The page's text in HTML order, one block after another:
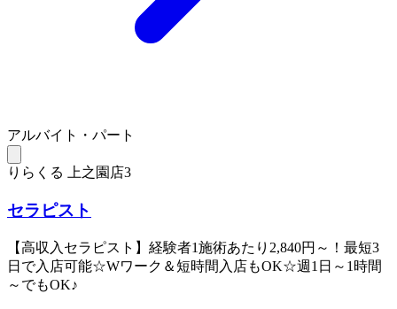
アルバイト・パート
りらくる 上之園店3
セラピスト
【高収入セラピスト】経験者1施術あたり2,840円～！最短3
日で入店可能☆Wワーク＆短時間入店もOK☆週1日～1時間
～でもOK♪